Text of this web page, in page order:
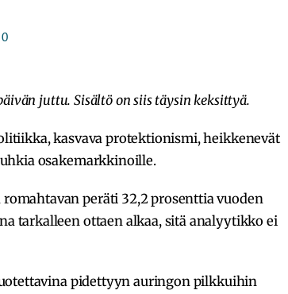
0
juttu. Sisältö on siis täysin keksittyä.
kasvava protektionismi, heikkenevät
osakemarkkinoille.
peräti 32,2 prosenttia vuoden
tarkalleen ottaen alkaa, sitä analyytikko ei
pidettyyn auringon pilkkuihin